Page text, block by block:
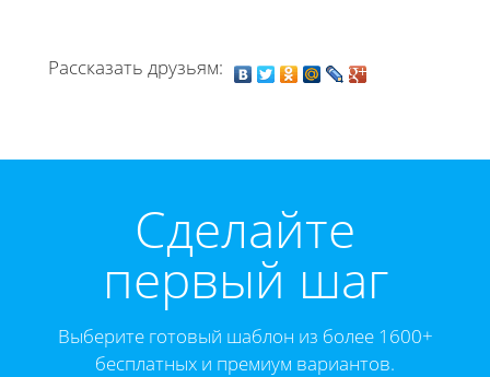
Рассказать друзьям:
Cделайте
первый шаг
Выберите готовый шаблон из более 1600+
бесплатных и премиум вариантов.